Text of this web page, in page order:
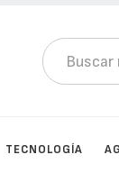
TECNOLOGÍA